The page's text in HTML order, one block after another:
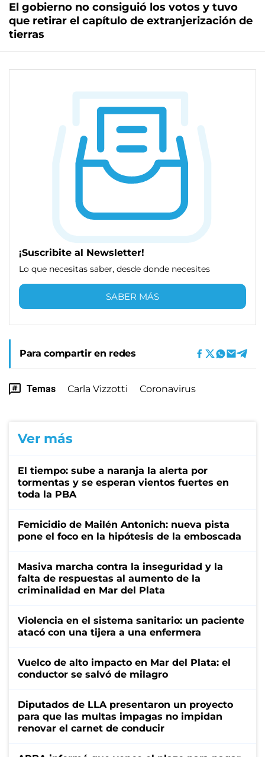
El gobierno no consiguió los votos y tuvo
que retirar el capítulo de extranjerización de
tierras
¡Suscribite al Newsletter!
Lo que necesitas saber, desde donde necesites
SABER MÁS
Para compartir en redes
Temas Carla Vizzotti Coronavirus
Ver más
El tiempo: sube a naranja la alerta por
tormentas y se esperan vientos fuertes en
toda la PBA
Femicidio de Mailén Antonich: nueva pista
pone el foco en la hipótesis de la emboscada
Masiva marcha contra la inseguridad y la
falta de respuestas al aumento de la
criminalidad en Mar del Plata
Violencia en el sistema sanitario: un paciente
atacó con una tijera a una enfermera
Vuelco de alto impacto en Mar del Plata: el
conductor se salvó de milagro
Diputados de LLA presentaron un proyecto
para que las multas impagas no impidan
renovar el carnet de conducir